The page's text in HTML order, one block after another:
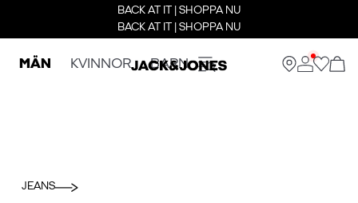
BACK AT IT | SHOPPA NU
BACK AT IT | SHOPPA NU
MÄN KVINNOR BARN
JEANS